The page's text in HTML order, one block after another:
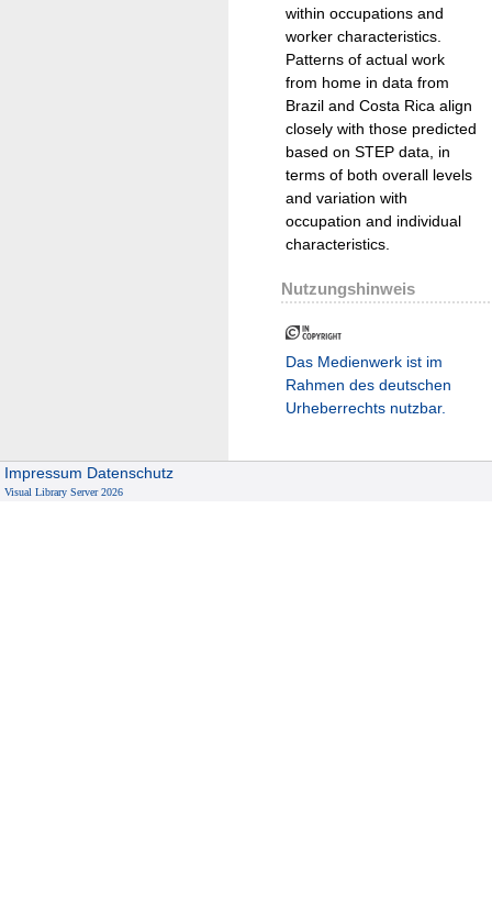
within occupations and
worker characteristics.
Patterns of actual work
from home in data from
Brazil and Costa Rica align
closely with those predicted
based on STEP data, in
terms of both overall levels
and variation with
occupation and individual
characteristics.
Nutzungshinweis
Das Medienwerk ist im
Rahmen des deutschen
Urheberrechts nutzbar.
Impressum Datenschutz
Visual Library Server 2026